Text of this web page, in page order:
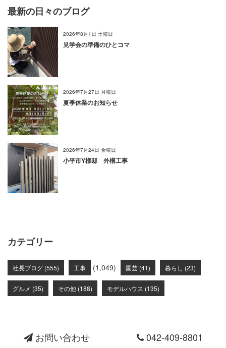
最新の日々のブログ
2026年8月1日 土曜日
見学会の準備のひとコマ
2026年7月27日 月曜日
夏季休業のお知らせ
2026年7月24日 金曜日
小平市Y様邸 外構工事
カテゴリー
社長ブログ (555) 工事 (1,049) 園芸 (41) 暮らし (23)
グルメ (35) その他 (188) モデルハウス (135)
お問い合わせ 042-409-8801